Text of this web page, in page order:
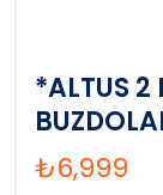
*ALTUS 2
₺6,999